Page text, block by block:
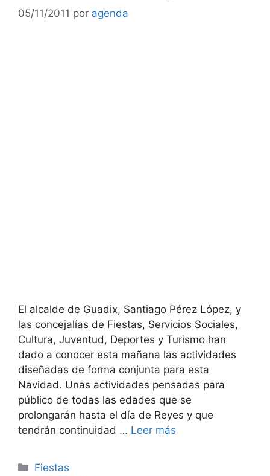
05/11/2011 por agenda
El alcalde de Guadix, Santiago Pérez López, y
las concejalías de Fiestas, Servicios Sociales,
Cultura, Juventud, Deportes y Turismo han
dado a conocer esta mañana las actividades
diseñadas de forma conjunta para esta
Navidad. Unas actividades pensadas para
público de todas las edades que se
prolongarán hasta el día de Reyes y que
tendrán continuidad … Leer más
Categorías
Fiestas